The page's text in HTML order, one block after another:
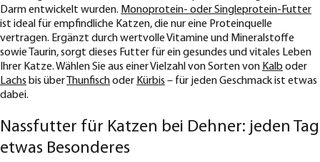
Darm entwickelt wurden. Monoprotein- oder Singleprotein-Futter
ist ideal für empfindliche Katzen, die nur eine Proteinquelle
vertragen. Ergänzt durch wertvolle Vitamine und Mineralstoffe
sowie Taurin, sorgt dieses Futter für ein gesundes und vitales Leben
Ihrer Katze. Wählen Sie aus einer Vielzahl von Sorten von Kalb oder
Lachs bis über Thunfischoder Kürbis – für jeden Geschmack ist etwas
dabei.
Nassfutter für Katzen bei Dehner: jeden Tag
etwas Besonderes